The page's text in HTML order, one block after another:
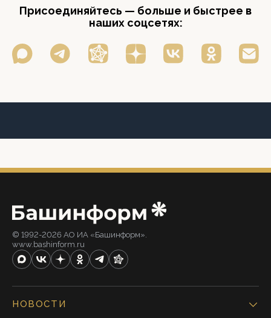
Присоединяйтесь — больше и быстрее в
наших соцсетях:
© 1992-2026 АО ИА «Башинформ».
www.bashinform.ru
НОВОСТИ